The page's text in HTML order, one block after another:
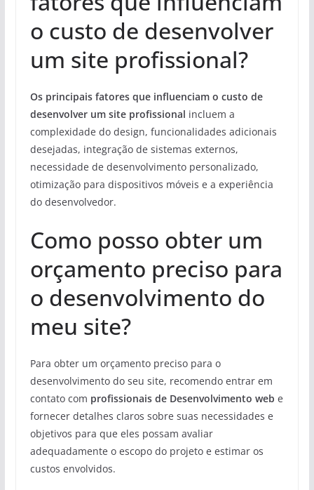
o custo de desenvolver
um site profissional?
Os principais fatores que influenciam o custo de
desenvolver um site profissional incluem a
complexidade do design, funcionalidades adicionais
desejadas, integração de sistemas externos,
necessidade de desenvolvimento personalizado,
otimização para dispositivos móveis e a experiência
do desenvolvedor.
Como posso obter um
orçamento preciso para
o desenvolvimento do
meu site?
Para obter um orçamento preciso para o
desenvolvimento do seu site, recomendo entrar em
contato com profissionais de Desenvolvimento web e
fornecer detalhes claros sobre suas necessidades e
objetivos para que eles possam avaliar
adequadamente o escopo do projeto e estimar os
custos envolvidos.